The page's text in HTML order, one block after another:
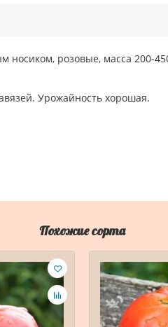
носиком, розовые, масса
Урожайность хорошая.
Похожие сорта